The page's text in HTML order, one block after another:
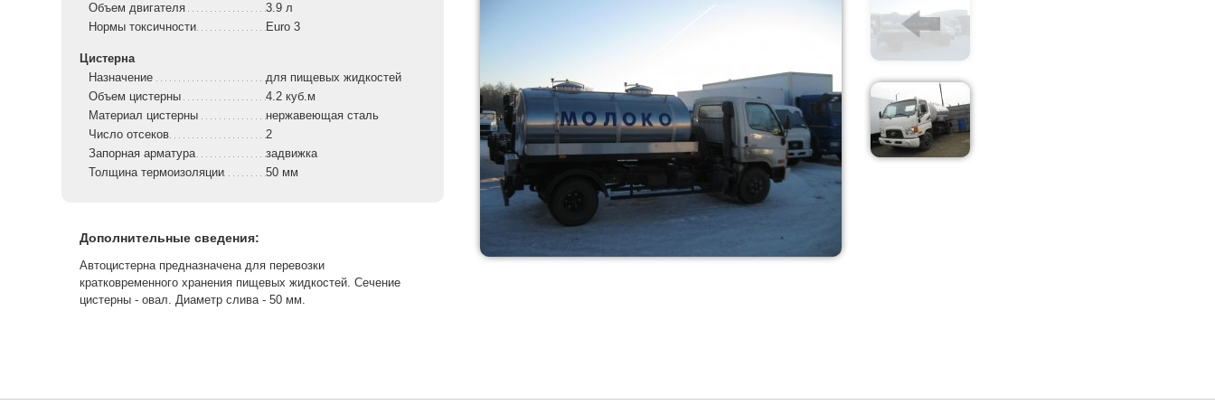
Объем двигателя
3.9 л
Нормы токсичности
Euro 3
Цистерна
Назначение
для пищевых жидкостей
Объем цистерны
4.2 куб.м
Материал цистерны
нержавеющая сталь
Число отсеков
2
Запорная арматура
задвижка
Толщина термоизоляции
50 мм
Дополнительные сведения:
Автоцистерна предназначена для перевозки
кратковременного хранения пищевых жидкостей. Сечение
цистерны - овал. Диаметр слива - 50 мм.